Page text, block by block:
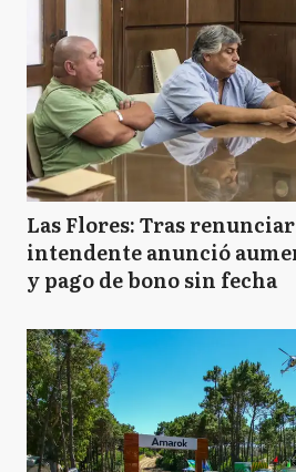
Las Flores: Tras
intendente anunció
y pago de bono sin fecha